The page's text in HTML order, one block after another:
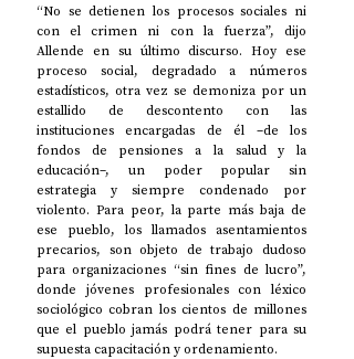
“No se detienen los procesos sociales ni
con el crimen ni con la fuerza”, dijo
Allende en su último discurso. Hoy ese
proceso social, degradado a números
estadísticos, otra vez se demoniza por un
estallido de descontento con las
instituciones encargadas de él –de los
fondos de pensiones a la salud y la
educación–, un poder popular sin
estrategia y siempre condenado por
violento. Para peor, la parte más baja de
ese pueblo, los llamados asentamientos
precarios, son objeto de trabajo dudoso
para organizaciones “sin fines de lucro”,
donde jóvenes profesionales con léxico
sociológico cobran los cientos de millones
que el pueblo jamás podrá tener para su
supuesta capacitación y ordenamiento.